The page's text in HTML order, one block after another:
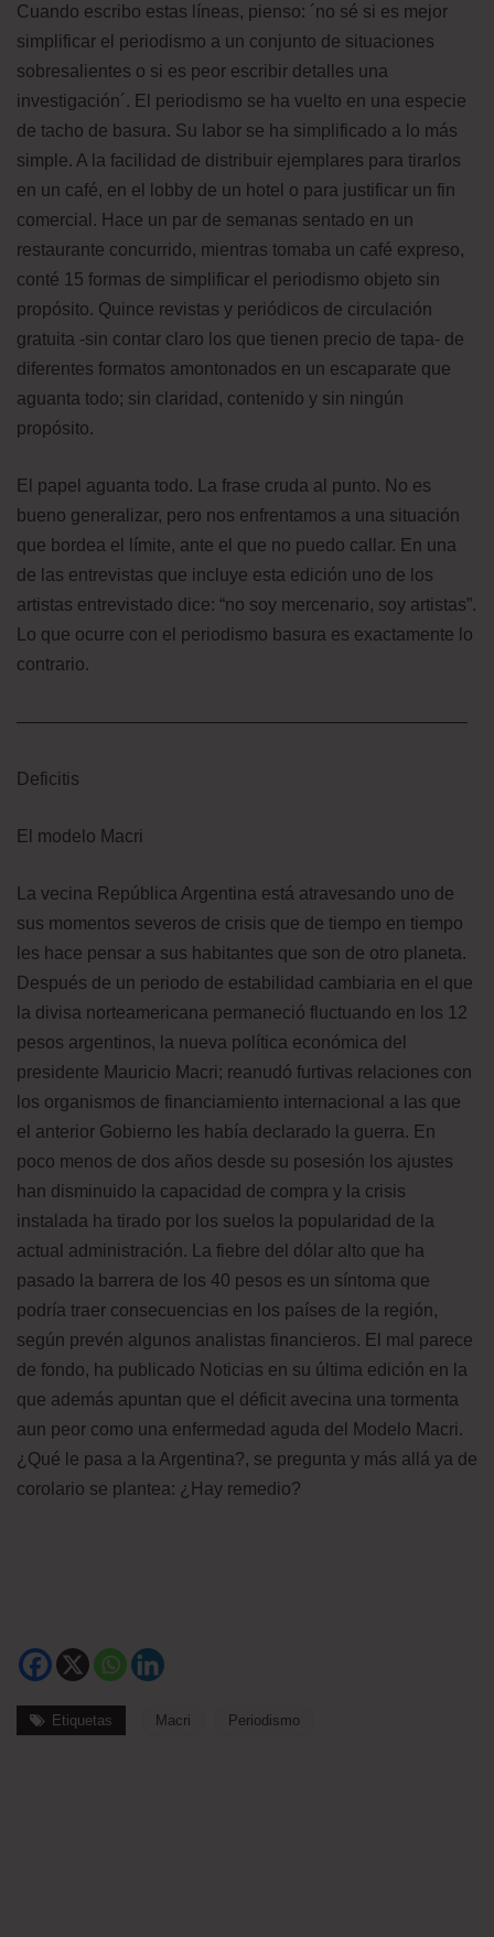
Cuando escribo estas líneas, pienso: ´no sé si es mejor
simplificar el periodismo a un conjunto de situaciones
sobresalientes o si es peor escribir detalles una
investigación´. El periodismo se ha vuelto en una especie
de tacho de basura. Su labor se ha simplificado a lo más
simple. A la facilidad de distribuir ejemplares para tirarlos
en un café, en el lobby de un hotel o para justificar un fin
comercial. Hace un par de semanas sentado en un
restaurante concurrido, mientras tomaba un café expreso,
conté 15 formas de simplificar el periodismo objeto sin
propósito. Quince revistas y periódicos de circulación
gratuita -sin contar claro los que tienen precio de tapa- de
diferentes formatos amontonados en un escaparate que
aguanta todo; sin claridad, contenido y sin ningún
propósito.
El papel aguanta todo. La frase cruda al punto. No es
bueno generalizar, pero nos enfrentamos a una situación
que bordea el límite, ante el que no puedo callar. En una
de las entrevistas que incluye esta edición uno de los
artistas entrevistado dice: “no soy mercenario, soy artistas”.
Lo que ocurre con el periodismo basura es exactamente lo
contrario.
—————————————————————————–
Deficitis
El modelo Macri
La vecina República Argentina está atravesando uno de
sus momentos severos de crisis que de tiempo en tiempo
les hace pensar a sus habitantes que son de otro planeta.
Después de un periodo de estabilidad cambiaria en el que
la divisa norteamericana permaneció fluctuando en los 12
pesos argentinos, la nueva política económica del
presidente Mauricio Macri; reanudó furtivas relaciones con
los organismos de financiamiento internacional a las que
el anterior Gobierno les había declarado la guerra. En
poco menos de dos años desde su posesión los ajustes
han disminuido la capacidad de compra y la crisis
instalada ha tirado por los suelos la popularidad de la
actual administración. La fiebre del dólar alto que ha
pasado la barrera de los 40 pesos es un síntoma que
podría traer consecuencias en los países de la región,
según prevén algunos analistas financieros. El mal parece
de fondo, ha publicado Noticias en su última edición en la
que además apuntan que el déficit avecina una tormenta
aun peor como una enfermedad aguda del Modelo Macri.
¿Qué le pasa a la Argentina?, se pregunta y más allá ya de
corolario se plantea: ¿Hay remedio?
Etiquetas Macri Periodismo